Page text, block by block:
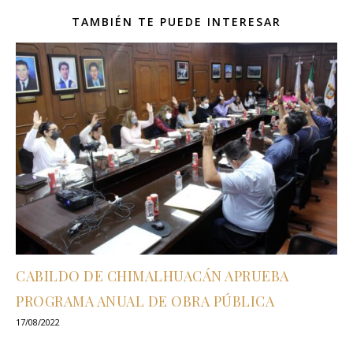
TAMBIÉN TE PUEDE INTERESAR
CABILDO DE CHIMALHUACÁN APRUEBA
PROGRAMA ANUAL DE OBRA PÚBLICA
17/08/2022